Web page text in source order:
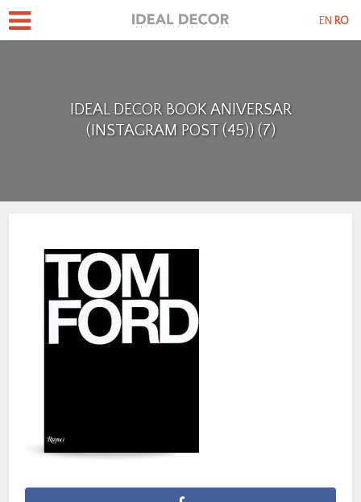
IDEAL DECOR BOOK ANIVERSAR
(INSTAGRAM POST (45)) (7)
EN RO